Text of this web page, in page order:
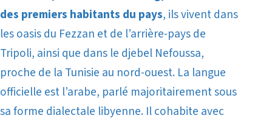
des premiers habitants du pays, ils vivent dans
les oasis du Fezzan et de l’arrière-pays de
Tripoli, ainsi que dans le djebel Nefoussa,
proche de la Tunisie au nord-ouest. La langue
officielle est l’arabe, parlé majoritairement sous
sa forme dialectale libyenne. Il cohabite avec